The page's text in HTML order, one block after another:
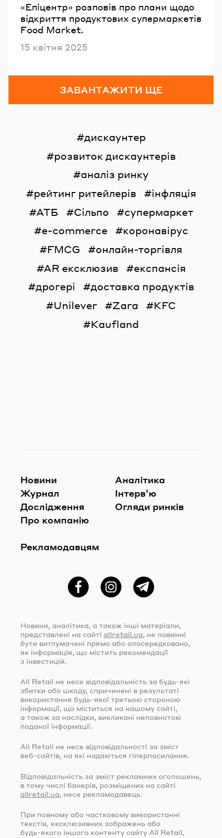
«Епіцентр» розповів про плани щодо
відкриття продуктових супермаркетів
Food Market.
Опубліковано
15 квітня 2025
ЗАВАНТАЖИТИ ЩЕ
дискаунтер
розвиток дискаунтерів
аналіз ринку
рейтинг ритейлерів
інфляція
АТБ
Сільпо
супермаркет
e-commerce
коронавірус
FMCG
онлайн-торгівля
AR ексклюзив
експансія
дрогері
доставка продуктів
Unilever
Zara
KFC
Kaufland
Новини
Журнал
Дослідження
Про компанію
Рекламодавцям
Аналітика
Інтерв’ю
Огляди ринків
ФейсбукInstagramTelegram
Новини, аналітика, а також інші матеріали,
представлені на сайті allretail.ua, не повинні
бути витлумачені прямо або опосередковано,
як інформація, що містить рекомендації
з інвестицій.
All Retail не несе відповідальність за будь-які
збитки або шкоду, спричинені в результаті
використання будь-якої третьою стороною
інформації, що міститься на нашому сайті,
а також за наслідки, викликані неповнотою
поданої інформації.
All Retail не несе відповідальності за зміст
веб-сайтів, на які надаються гіперпосилання.
Відповідальність за зміст рекламних оголошень,
в тому числі банерів, розміщених на сайті
allretail.ua, несе рекламодавець.
При повному або частковому використанні
текстів, ексклюзивних зображень або
будь-якого іншого контенту сайту All Retail,